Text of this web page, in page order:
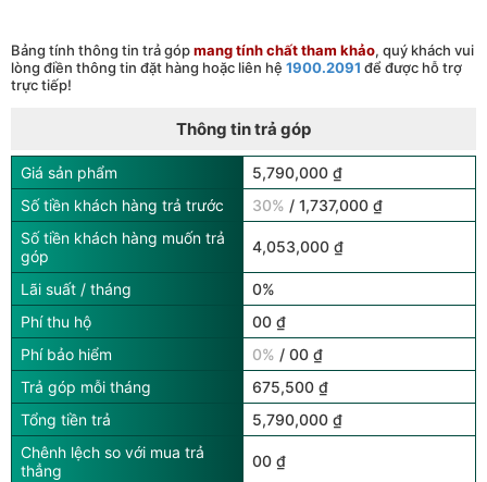
Bảng tính thông tin trả gópmang tính chất tham khảo, quý khách vui
lòng điền thông tin đặt hàng hoặc liên hệ 1900.2091 để được hỗ trợ
trực tiếp!
Thông tin trả góp
Giá sản phẩm
5,790,000 ₫
Số tiền khách hàng trả trước
30% / 1,737,000 ₫
Số tiền khách hàng muốn trả
góp
4,053,000 ₫
Lãi suất / tháng
0%
Phí thu hộ
00 ₫
Phí bảo hiểm
0% / 00 ₫
Trả góp mỗi tháng
675,500 ₫
Tổng tiền trả
5,790,000 ₫
Chênh lệch so với mua trả
thẳng
00 ₫